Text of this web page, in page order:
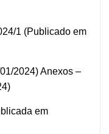
1 (Publicado em
2024) Anexos –
em